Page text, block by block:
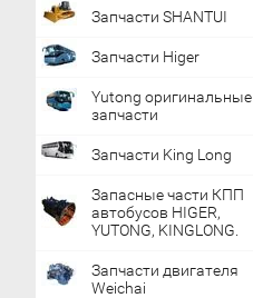
Запчасти SHANTUI
Запчасти Higer
Yutong оригинальные
запчасти
Запчасти King Long
Запасные части КПП
автобусов HIGER,
YUTONG, KINGLONG.
Запчасти двигателя
Weichai